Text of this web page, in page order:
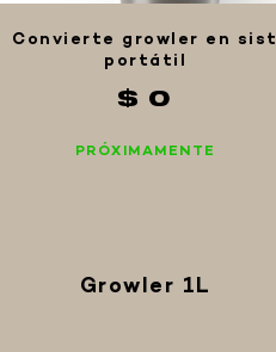
Convierte growler en sist
portátil
$ 0
PRÓXIMAMENTE
Growler 1L